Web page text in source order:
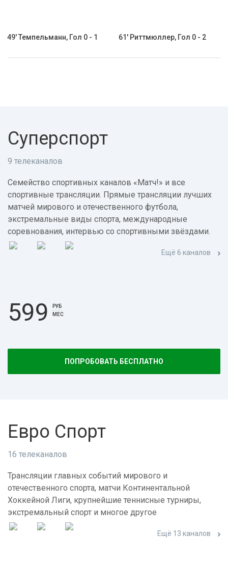
49' Темпельманн, Гол 0 - 1 61' Риттмюллер, Гол 0 - 2
Суперспорт
9 телеканалов
Семейство спортивных каналов «Матч!» и все
спортивные трансляции. Прямые трансляции лучших
матчей мирового и отечественного футбола,
экстремальные виды спорта, международные
соревнования, интервью со спортивными звёздами.
Ещё 6 каналов
599
РУБ
МЕС
ПОПРОБОВАТЬ БЕСПЛАТНО
Евро Спорт
16 телеканалов
Трансляции главных событий мирового и
отечественного спорта, матчи Континентальной
Хоккейной Лиги, крупнейшие теннисные турниры,
экстремальный спорт и многое другое
Ещё 13 каналов